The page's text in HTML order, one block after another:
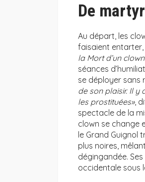
De
Au départ, les
faisaient entarter,
la Mort d’un clown
séances
se déployer sans
de son plaisir. Il y
les prostituées»,
spectacle de la
clown se change
le Grand Guignol
plus noires,
dégingandée.
occidentale sous